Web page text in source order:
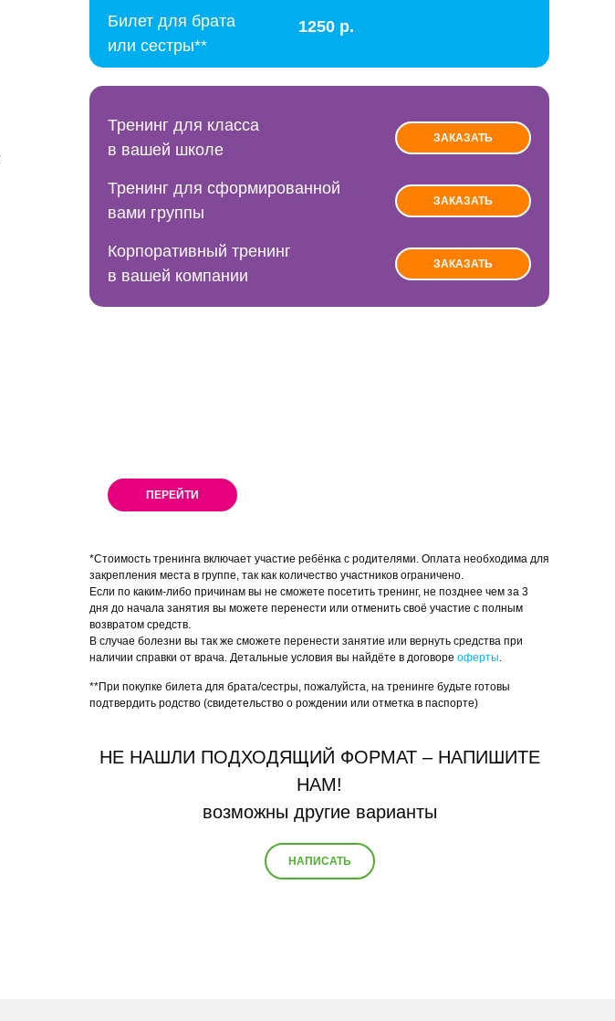
Билет для брата
или сестры**
1250 р.
Тренинг для класса
в вашей школе
ЗАКАЗАТЬ
Тренинг для сформированной
вами группы
ЗАКАЗАТЬ
Корпоративный тренинг
в вашей компании
ЗАКАЗАТЬ
подойдет Вам еще подойдет Вам еще подойдет
Вам еще подойдет Вам еще подойдет
ПЕРЕЙТИ
*Стоимость тренинга включает участие ребёнка с родителями. Оплата необходима для
закрепления места в группе, так как количество участников ограничено.
Если по каким-либо причинам вы не сможете посетить тренинг, не позднее чем за 3
дня до начала занятия вы можете перенести или отменить своё участие с полным
возвратом средств.
В случае болезни вы так же сможете перенести занятие или вернуть средства при
наличии справки от врача. Детальные условия вы найдёте в договоре оферты.
**При покупке билета для брата/сестры, пожалуйста, на тренинге будьте готовы
подтвердить родство (свидетельство о рождении или отметка в паспорте)
НЕ НАШЛИ ПОДХОДЯЩИЙ ФОРМАТ – НАПИШИТЕ
НАМ!
возможны другие варианты
НАПИСАТЬ